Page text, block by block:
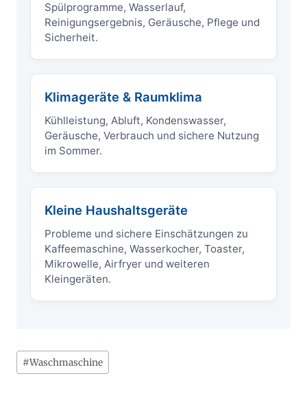
Spülprogramme, Wasserlauf,
Reinigungsergebnis, Geräusche, Pflege und
Sicherheit.
Klimageräte & Raumklima
Kühlleistung, Abluft, Kondenswasser,
Geräusche, Verbrauch und sichere Nutzung
im Sommer.
Kleine Haushaltsgeräte
Probleme und sichere Einschätzungen zu
Kaffeemaschine, Wasserkocher, Toaster,
Mikrowelle, Airfryer und weiteren
Kleingeräten.
Schlagworte:
#Waschmaschine